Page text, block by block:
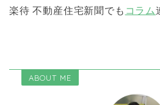
楽待 不動産住宅新聞でも コラム
ABOUT ME